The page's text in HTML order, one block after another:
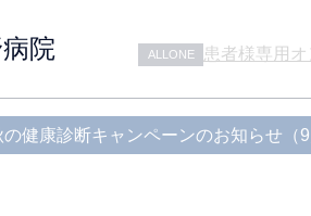
院
の健康診断キャンペーンのお知らせ（
ALLONE 患者様専用